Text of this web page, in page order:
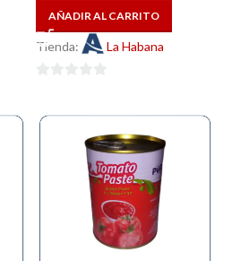
AÑADIR AL CARRITO
Tienda: La Habana
5